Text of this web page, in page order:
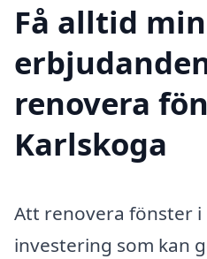
Få alltid
renovera
Karlskoga
Att renovera fönster i
investering som kan